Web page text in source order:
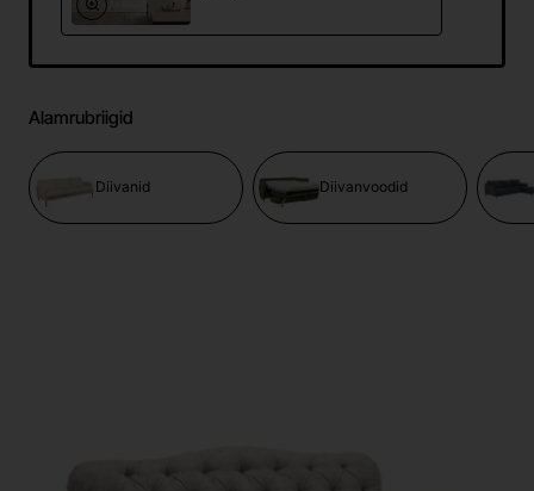
Alamrubriigid
Diivanid Diivanvoodid